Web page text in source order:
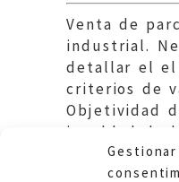
Venta de
industrial.
detallar el el
criterios de
Objetividad
igualdad de